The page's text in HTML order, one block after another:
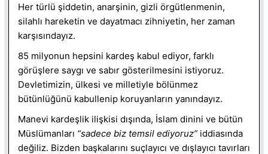
Her türlü şiddetin, anarşinin, gizli örgütlenmenin,
silahlı hareketin ve dayatmacı zihniyetin, her zaman
karşısındayız.
85 milyonun hepsini kardeş kabul ediyor, farklı
görüşlere saygı ve sabır gösterilmesini istiyoruz.
Devletimizin, ülkesi ve milletiyle bölünmez
bütünlüğünü kabullenip koruyanların yanındayız.
Manevi kardeşlik ilişkisi dışında, İslam dinini ve bütün
Müslümanları “sadece biz temsil ediyoruz” iddiasında
değiliz. Bizden başkalarını suçlayıcı ve dışlayıcı tavırları